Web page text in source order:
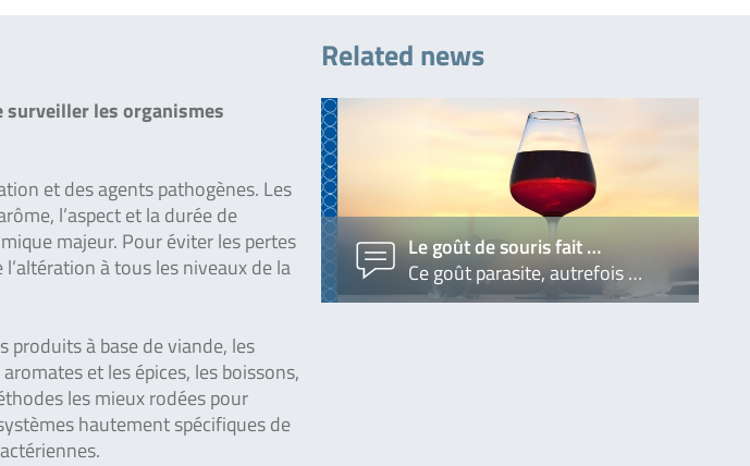
les organismes
et des agents pathogènes. Les
l’aspect et la durée de
majeur. Pour éviter les pertes
à tous les niveaux de la
produits à base de viande, les
et les épices, les boissons,
les mieux rodées pour
hautement spécifiques de
Related news
Le goût de souris fait …
Ce goût parasite, autrefois …